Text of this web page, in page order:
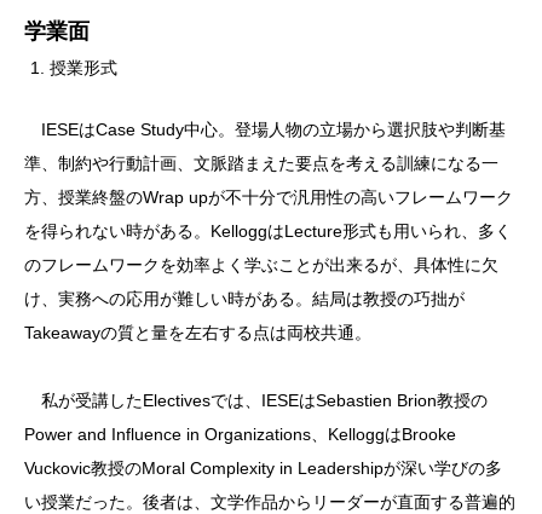
学業面
授業形式
IESEはCase Study中心。登場人物の立場から選択肢や判断基
準、制約や行動計画、文脈踏まえた要点を考える訓練になる一
方、授業終盤のWrap upが不十分で汎用性の高いフレームワーク
を得られない時がある。KelloggはLecture形式も用いられ、多く
のフレームワークを効率よく学ぶことが出来るが、具体性に欠
け、実務への応用が難しい時がある。結局は教授の巧拙が
Takeawayの質と量を左右する点は両校共通。
私が受講したElectivesでは、IESEはSebastien Brion教授の
Power and Influence in Organizations、KelloggはBrooke
Vuckovic教授のMoral Complexity in Leadershipが深い学びの多
い授業だった。後者は、文学作品からリーダーが直面する普遍的